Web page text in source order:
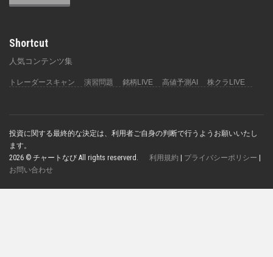
Shortcut
人気コンテンツ集
トレーダースキャン 演習問題 銘柄LIVE 高値予測AI 株クラLIVE
投資に関する最終的な決定は、利用者ご自身の判断で行うようお願いいたし
ます。
2026 © チャートなび All rights reserverd. 利用規約 | プライバシーポリシー |
お問い合わせ